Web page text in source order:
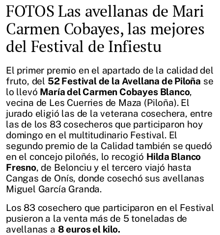
FOTOS Las avellanas de Mari
Carmen Cobayes, las mejores
del Festival de Infiestu
El primer premio en el apartado de la calidad del
fruto, del 52 Festival de la Avellana de Piloña se
lo llevó María del Carmen Cobayes Blanco,
vecina de Les Cuerries de Maza (Piloña). El
jurado eligió las de la veterana cosechera, entre
las de los 83 cosecheros que participaron hoy
domingo en el multitudinario Festival. El
segundo premio de la Calidad también se quedó
en el concejo piloñés, lo recogió Hilda Blanco
Fresno, de Belonciu y el tercero viajó hasta
Cangas de Onís, donde cosechó sus avellanas
Miguel García Granda.
Los 83 cosechero que participaron en el Festival
pusieron a la venta más de 5 toneladas de
avellanas a 8 euros el kilo.